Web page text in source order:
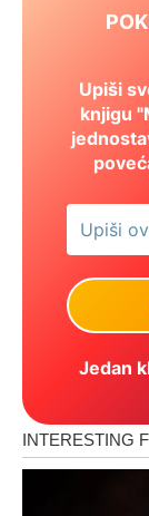
Upiši
knjigu
Jedan